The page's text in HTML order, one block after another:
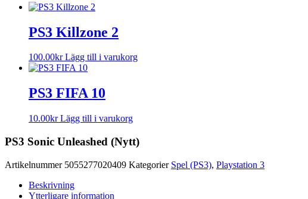
PS3 Killzone 2
100.00kr Lägg till i varukorg
PS3 FIFA 10
10.00kr Lägg till i varukorg
PS3 Sonic Unleashed (Nytt)
Artikelnummer 5055277020409 Kategorier Spel (PS3), Playstation 3
Beskrivning
Ytterligare information